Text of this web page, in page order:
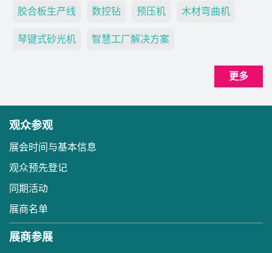
胶合板生产线 数控钻 预压机 木材弯曲机
琴键式砂光机 智慧工厂解决方案
更多
观众参观
展会时间与基本信息
观众预先登记
同期活动
展商名单
展商参展